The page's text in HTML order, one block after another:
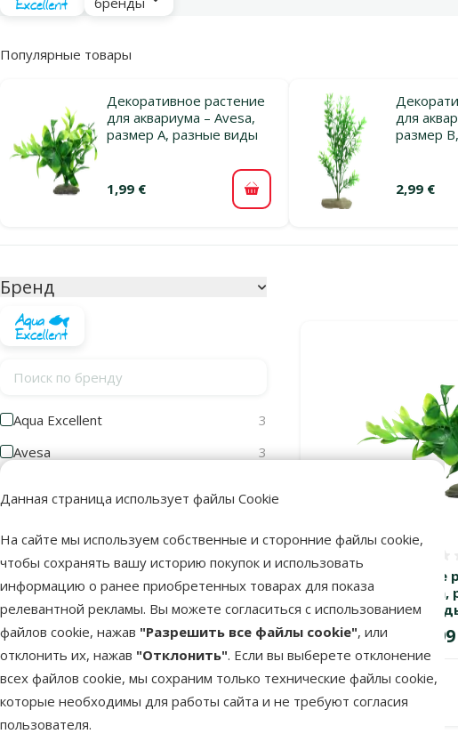
Данная страница использует файлы Cookie
На сайте мы используем собственные и сторонние файлы cookie,
чтобы сохранять вашу историю покупок и использовать
информацию о ранее приобретенных товарах для показа
релевантной рекламы. Вы можете согласиться с использованием
файлов cookie, нажав "Разрешить все файлы cookie", или
отклонить их, нажав "Отклонить". Если вы выберете отклонение
всех файлов cookie, мы сохраним только технические файлы cookie,
которые необходимы для работы сайта и не требуют согласия
пользователя.
Популярные товары
Декоративное растение
для аквариума – Avesa,
размер A, разные виды
1,99 € В корзину
для
размер
2,99 €
Бренд
Поиск по бренду
Aqua Excellent
3
Avesa
3
Цена
1 € 15 €
Оценка
Оценка 100%
0
Оценка 80%
0
Декоративное
аквариума – Avesa,
В наличии